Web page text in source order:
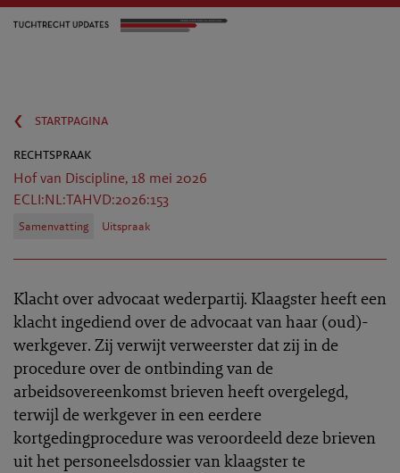
‹
startpagina
rechtspraak
Hof van Discipline, 18 mei 2026
ECLI:NL:TAHVD:2026:153
Samenvatting Uitspraak
Klacht over advocaat wederpartij. Klaagster heeft een
klacht ingediend over de advocaat van haar (oud)-
werkgever. Zij verwijt verweerster dat zij in de
procedure over de ontbinding van de
arbeidsovereenkomst brieven heeft overgelegd,
terwijl de werkgever in een eerdere
kortgedingprocedure was veroordeeld deze brieven
uit het personeelsdossier van klaagster te